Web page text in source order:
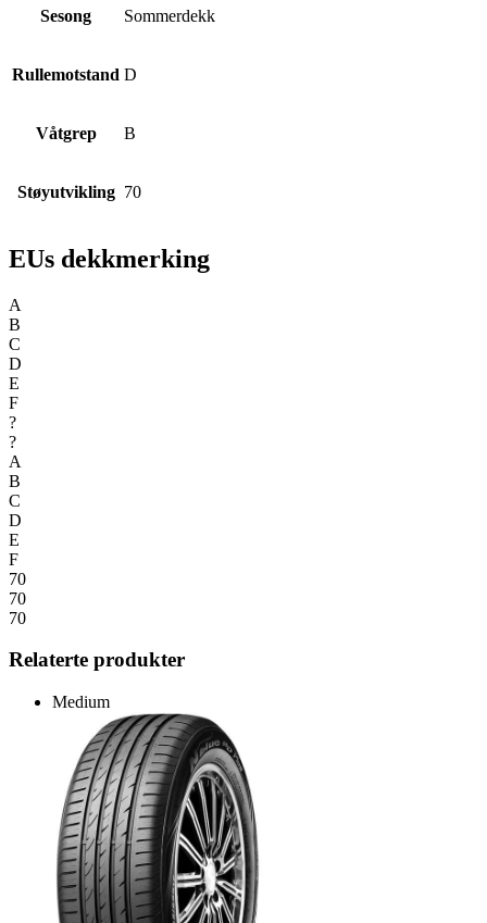
Sesong Sommerdekk
Rullemotstand D
Våtgrep B
Støyutvikling 70
EUs dekkmerking
A
B
C
D
E
F
?
?
A
B
C
D
E
F
70
70
70
Relaterte produkter
Medium